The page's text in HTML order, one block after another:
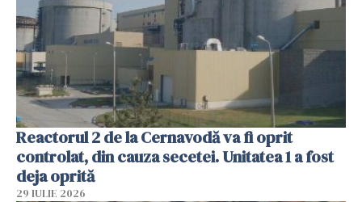
Reactorul 2 de la Cernavodă va fi oprit
controlat, din cauza secetei. Unitatea 1 a fost
deja oprită
29 IULIE 2026